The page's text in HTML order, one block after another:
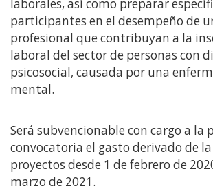
laborales, así como preparar
participantes en el desempeño de
profesional que contribuyan a la
laboral del sector de personas con
psicosocial, causada por una
mental.
Será subvencionable con cargo a la
convocatoria el gasto derivado de
proyectos desde 1 de febrero de
marzo de 2021.